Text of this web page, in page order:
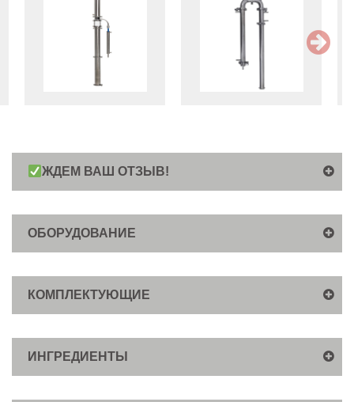
ЖДЕМ ВАШ ОТЗЫВ!
ОБОРУДОВАНИЕ
КОМПЛЕКТУЮЩИЕ
ИНГРЕДИЕНТЫ